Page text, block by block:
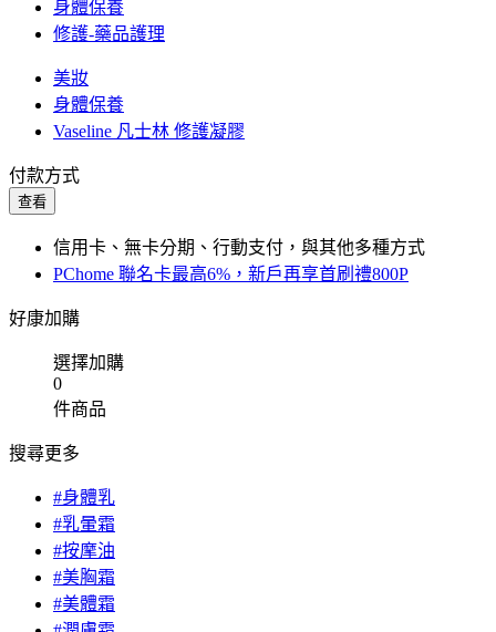
身體保養
修護-藥品護理
美妝
身體保養
Vaseline 凡士林 修護凝膠
付款方式
查看
信用卡、無卡分期、行動支付，與其他多種方式
PChome 聯名卡最高6%，新戶再享首刷禮800P
好康加購
選擇加購
0
件商品
搜尋更多
#身體乳
#乳暈霜
#按摩油
#美胸霜
#美體霜